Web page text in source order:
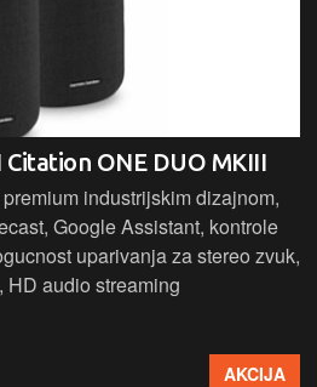
ONE DUO MKIII
industrijskim dizajnom,
Google Assistant, kontrole
uparivanja za stereo zvuk,
audio streaming
AKCIJA